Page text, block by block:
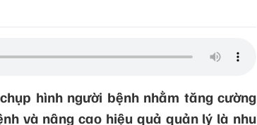
hình người bệnh nhằm tăng cường
và nâng cao hiệu quả quản lý là nhu